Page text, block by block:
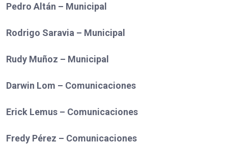
Pedro Altán – Municipal
Rodrigo Saravia – Municipal
Rudy Muñoz – Municipal
Darwin Lom – Comunicaciones
Erick Lemus – Comunicaciones
Fredy Pérez – Comunicaciones